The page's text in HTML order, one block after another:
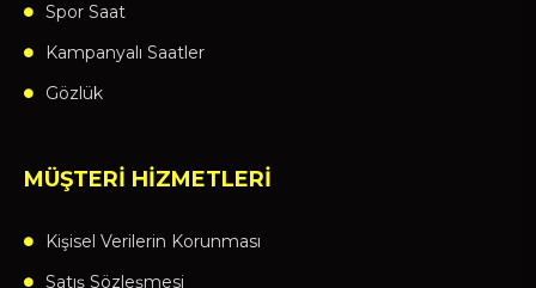
Spor Saat
Kampanyalı Saatler
Gözlük
MÜŞTERİ HİZMETLERİ
Kişisel Verilerin Korunması
Satış Sözleşmesi